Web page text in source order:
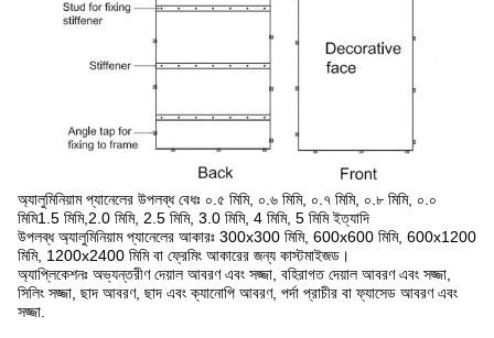
অ্যালুমিনিয়াম প্যানেলের উপলব্ধ বেধঃ ০.৫ মিমি, ০.৬ মিমি, ০.৭ মিমি, ০.৮ মিমি, ০.০
মিমি1.5 মিমি,2.0 মিমি, 2.5 মিমি, 3.0 মিমি, 4 মিমি, 5 মিমি ইত্যাদি
উপলব্ধ অ্যালুমিনিয়াম প্যানেলের আকারঃ 300x300 মিমি, 600x600 মিমি, 600x1200
মিমি, 1200x2400 মিমি বা ফ্রেমিং আকারের জন্য কাস্টমাইজড।
অ্যাপ্লিকেশনঃ অভ্যন্তরীণ দেয়াল আবরণ এবং সজ্জা, বহিরাগত দেয়াল আবরণ এবং সজ্জা,
সিলিং সজ্জা, ছাদ আবরণ, ছাদ এবং ক্যানোপি আবরণ, পর্দা প্রাচীর বা ফ্যাসেড আবরণ এবং
সজ্জা.